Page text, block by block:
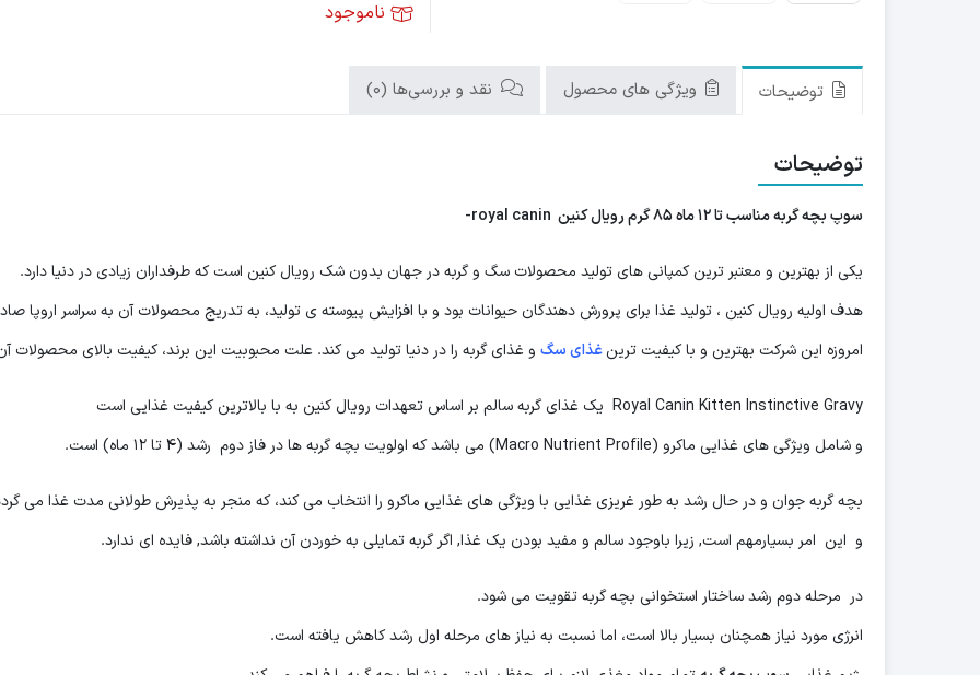
ناموجود
توضیحات ویژگی های محصول نقد و بررسی‌ها (0)
توضیحات
سوپ بچه گربهمناسب تا ۱۲ ماه ۸۵ گرم رویال کنین royal canin-
یکی از بهترین و معتبر ترین کمپانی های تولید محصولات سگ و گربه در جهان بدون شک رویال کنین است که طرفداران زیادی در دنیا دارد.
هدف اولیه رویال کنین ، تولید غذا برای پرورش دهندگان حیوانات بود و با افزایش پیوسته ی تولید، به تدریج محصولات آن به سراسر اروپا
امروزه این شرکت بهترین و با کیفیت ترینغذای سگ و غذای گربه را در دنیا تولید می کند. علت محبوبیت این برند، کیفیت بالای محصولات
Royal Canin Kitten Instinctive Gravy یک غذای گربه سالم بر اساس تعهدات رویال کنین به با بالاترین کیفیت غذایی است
و شامل ویژگی های غذایی ماکرو (Macro Nutrient Profile) می باشد که اولویت بچه گربه ها در فاز دوم رشد (۴ تا ۱۲ ماه) است.
بچه گربه جوان و در حال رشد به طور غریزی غذایی با ویژگی های غذایی ماکرو را انتخاب می کند، که منجر به پذیرش طولانی مدت غذا می
و این امر بسیارمهم است, زیرا باوجود سالم و مفید بودن یک غذا, اگر گربه تمایلی به خوردن آن نداشته باشد, فایده ای ندارد.
در مرحله دوم رشد ساختار استخوانی بچه گربه تقویت می شود.
انرژی مورد نیاز همچنان بسیار بالا است، اما نسبت به نیاز های مرحله اول رشد کاهش یافته است.